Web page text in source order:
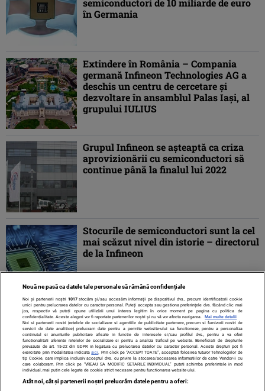
semiconductori de 10 miliarde de euro
în Germania
Extindere în România – Compania
germană Infineon Technologies AG a
deschis un centru de cercetare și
dezvoltare în ansamblul Palas Iași, al
grupului IULIUS
Grupul Infineon se așteaptă ca criza
aprovizionării cu semiconductori să
continue până la finalul lui 2022
Stocurile de semiconductori sunt la cel
mai scăzut nivel din istorie – directorul
de la Infineon
Nouă ne pasă ca datele tale personale să rămână confidențiale
Noi și partenerii noștri 1017stocăm și/sau accesăm informații pe dispozitivul dvs., precum identificatorii cookie
unici pentru prelucrarea datelor cu caracter personal. Puteți accepta sau gestiona preferințele dvs. făcând clic mai
jos, respectiv vă puteți opune utilizării unui interes legitim în orice moment pe pagina cu politica de
confidențialitate. Aceste alegeri vor fi raportate partenerilor noștri și nu vă vor afecta navigarea.
Mai multe detalii
Noi si partenerii nostri (retelele de socializare si agentiile de publicitate partenere, precum si furnizorii nostri de
servicii de date analitice) prelucram date pentru a permite website-ului sa functioneze, pentru a personaliza
continutul si anunturile publicitare afisate in functie de interesele si/sau profilul dvs., pentru a va oferi
functionalitati aferente retelelor de socializare si pentru a analiza traficul pe website. Beneficiati de drepturile
prevazute de art. 15-22 din GDPR in legatura cu prelucrarea datelor cu caracter personal. Aceste drepturi pot fi
exercitate prin modalitatea indicataaici . Prin click pe “ACCEPT TOATE”, acceptati folosirea tuturor Tehnologiilor de
tip Cookie, care implica inclusiv acceptul dvs. cu privire la stocarea/accesarea informatiilor de catre Vendor-ii cu
care colaboram. Prin click pe “VREAU SA MODIFIC SETARILE INDIVIDUAL” puteti schimba preferintele in mod
individual, mai putin cele legate de cookie strict necesare pentru functionarea website-ului.
Atât noi, cât și partenerii noștri prelucrăm datele pentru a oferi: